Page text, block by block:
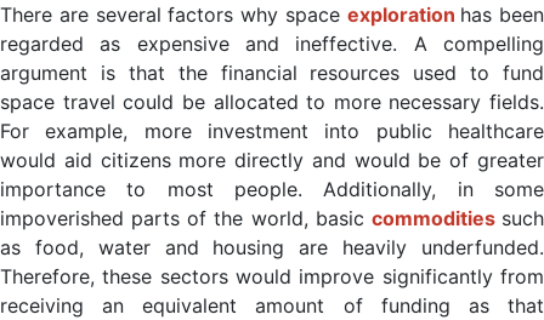
There are several factors why space exploration has been
regarded as expensive and ineffective. A compelling
argument is that the financial resources used to fund
space travel could be allocated to more necessary fields.
For example, more investment into public healthcare
would aid citizens more directly and would be of greater
importance to most people. Additionally, in some
impoverished parts of the world, basic commodities such
as food, water and housing are heavily underfunded.
Therefore, these sectors would improve significantly from
receiving an equivalent amount of funding as that